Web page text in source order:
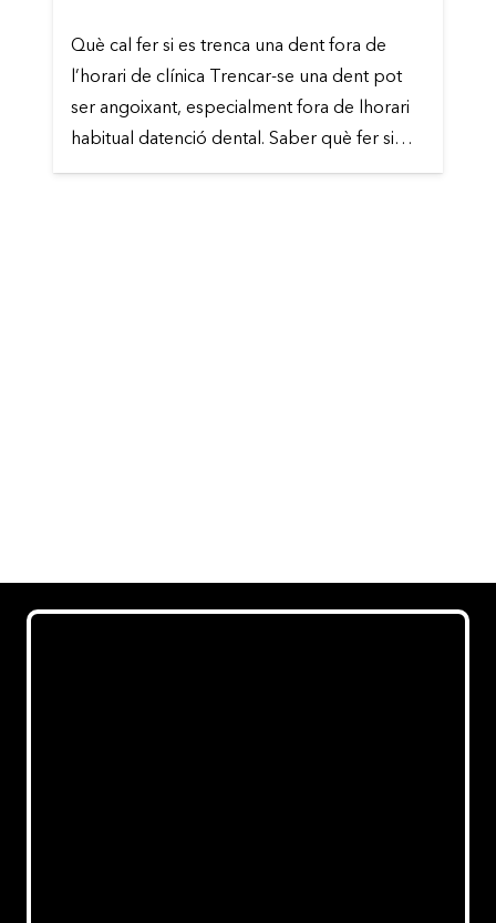
Què cal fer si es trenca una dent fora de
l’horari de clínica Trencar-se una dent pot
ser angoixant, especialment fora de lhorari
habitual datenció dental. Saber què fer si…